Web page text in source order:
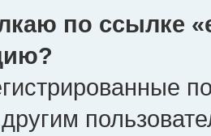
по ссылке